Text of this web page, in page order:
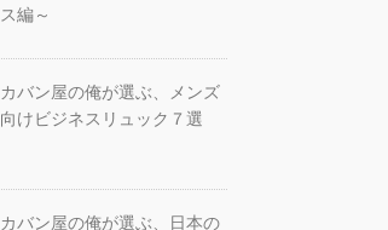
ス編～
カバン屋の俺が選ぶ、メンズ
向けビジネスリュック７選
カバン屋の俺が選ぶ、日本の